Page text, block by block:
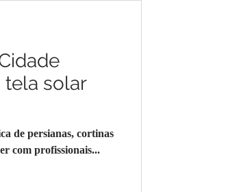
tela solar
de persianas, cortinas
com profissionais...